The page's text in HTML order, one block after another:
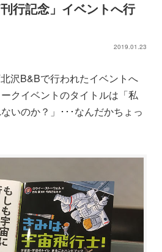
行記念」イベントへ行
2019.01.23
沢B&Bで行われたイベントへ
クイベントのタイトルは「私
いのか？」･･･なんだかちょっ